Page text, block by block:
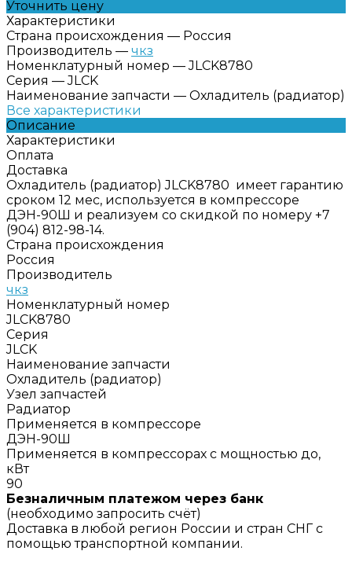
Уточнить цену
Характеристики
Страна происхождения — Россия
Производитель — чкз
Номенклатурный номер — JLCK8780
Серия — JLCK
Наименование запчасти — Охладитель (радиатор)
Все характеристики
Описание
Характеристики
Оплата
Доставка
Охладитель (радиатор) JLCK8780 имеет гарантию
сроком 12 мес, используется в компрессоре
ДЭН-90Ш и реализуем со скидкой по номеру +7
(904) 812-98-14.
Страна происхождения
Россия
Производитель
чкз
Номенклатурный номер
JLCK8780
Серия
JLCK
Наименование запчасти
Охладитель (радиатор)
Узел запчастей
Радиатор
Применяется в компрессоре
ДЭН-90Ш
Применяется в компрессорах с мощностью до,
кВт
90
Безналичным платежом через банк
(необходимо запросить счёт)
Доставка в любой регион России и стран СНГ с
помощью транспортной компании.